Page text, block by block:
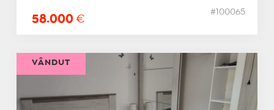
58.000 €
#100065
VÂNDUT